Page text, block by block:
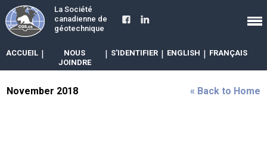
La Société
canadienne de
géotechnique
ACCUEIL |
NOUS
JOINDRE
| S'IDENTIFIER | ENGLISH | FRANÇAIS
« Back to Home
November 2018